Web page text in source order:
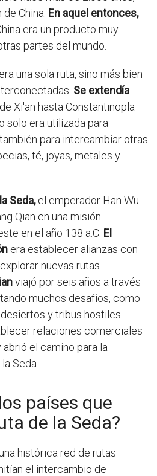
China. En aquel entonces,
era un producto muy
partes del mundo.
una sola ruta, sino más bien
Se extendía
Xi'an hasta Constantinopla
solo era utilizada para
para intercambiar otras
té, joyas, metales y
Seda,el emperador Han Wu
Qian en una misión
en el año 138 a.C. El
era establecer alianzas con
nuevas rutas
viajó por seis años a través
muchos desafíos, como
y tribus hostiles.
relaciones comerciales
el camino para la
Seda.
países que
de la Seda?
histórica red de rutas
el intercambio de